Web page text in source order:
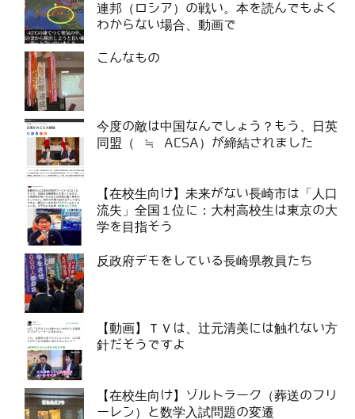
連邦（ロシア）の戦い。本を読んでもよく
わからない場合、動画で
こんなもの
今度の敵は中国なんでしょう？もう、日英
同盟（ ≒ ACSA）が締結されました
【在校生向け】未来がない長崎市は「人口
流失」全国１位に：大村高校生は東京の大
学を目指そう
反政府デモをしている長崎県教員たち
【動画】ＴＶは、辻元清美には触れない方
針だそうですよ
【在校生向け】ゾルトラーク（葬送のフリ
ーレン）と数学入試問題の変遷